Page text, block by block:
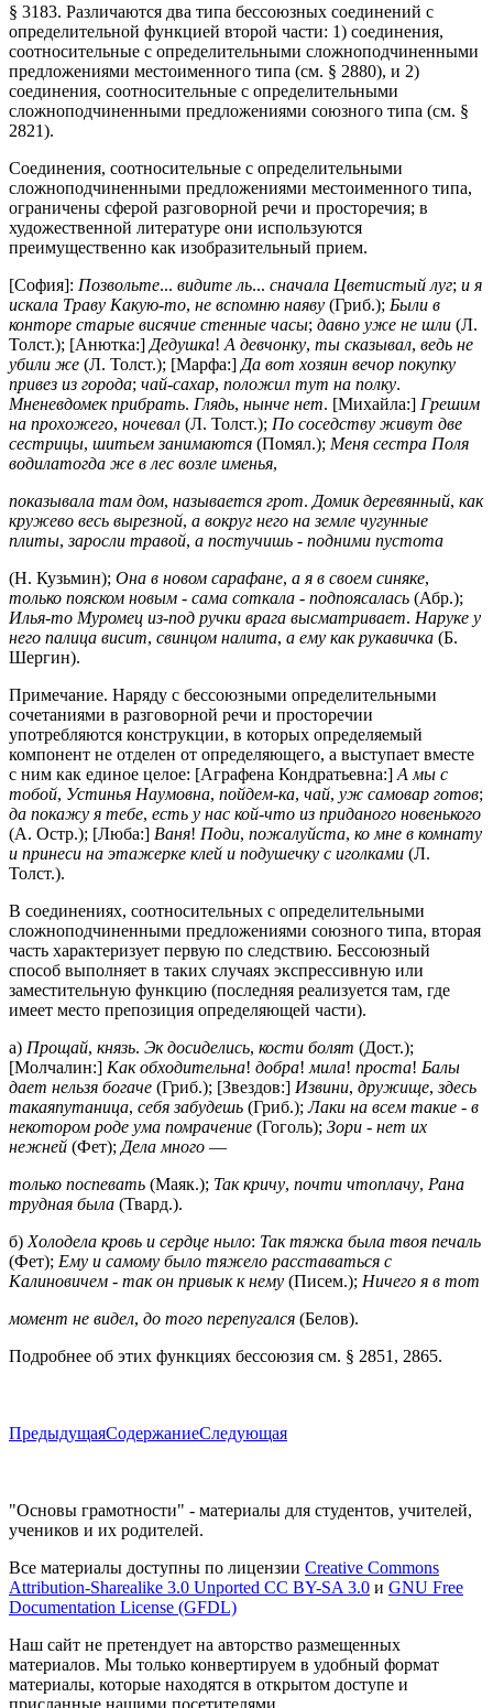
§ 3183. Различаются два типа бессоюзных соединений с
определительной функцией второй части: 1) соединения,
соотносительные с определительными сложноподчиненными
предложениями местоименного типа (см. § 2880), и 2)
соединения, соотносительные с определительными
сложноподчиненными предложениями союзного типа (см. §
2821).
Соединения, соотносительные с определительными
сложноподчиненными предложениями местоименного типа,
ограничены сферой разговорной речи и просторечия; в
художественной литературе они используются
преимущественно как изобразительный прием.
[София]: Позвольте... видите ль... сначала Цветистый луг; и я
искала Траву Какую-то, не вспомню наяву (Гриб.); Были в
конторе старые висячие стенные часы; давно уже не шли (Л.
Толст.); [Анютка:] Дедушка! А девчонку, ты сказывал, ведь не
убили же (Л. Толст.); [Марфа:] Да вот хозяин вечор покупку
привез из города; чай-сахар, положил тут на полку.
Мненевдомек прибрать. Глядь, нынче нет. [Михайла:] Грешим
на прохожего, ночевал (Л. Толст.); По соседству живут две
сестрицы, шитьем занимаются (Помял.); Меня сестра Поля
водилатогда же в лес возле именья,
показывала там дом, называется грот. Домик деревянный, как
кружево весь вырезной, а вокруг него на земле чугунные
плиты,заросли травой, а постучишь - подними пустота
(Н. Кузьмин); Она в новом сарафане, а я в своем синяке,
только пояском новым - сама соткала - подпоясалась (Абр.);
Илья-то Муромец из-под ручки врага высматривает. Наруке у
него палица висит, свинцом налита, а ему как рукавичка (Б.
Шергин).
Примечание. Наряду с бессоюзными определительными
сочетаниями в разговорной речи и просторечии
употребляются конструкции, в которых определяемый
компонент не отделен от определяющего, а выступает вместе
с ним как единое целое: [Аграфена Кондратьевна:] А мы с
тобой, Устинья Наумовна, пойдем-ка, чай, уж самовар готов;
да покажу я тебе, есть у нас кой-что из приданого новенького
(А. Остр.); [Люба:] Ваня! Поди, пожалуйста, ко мне в комнату
и принеси на этажерке клей и подушечку с иголками (Л.
Толст.).
В соединениях, соотносительных с определительными
сложноподчиненными предложениями союзного типа, вторая
часть характеризует первую по следствию. Бессоюзный
способ выполняет в таких случаях экспрессивную или
заместительную функцию (последняя реализуется там, где
имеет место препозиция определяющей части).
а) Прощай, князь. Эк досиделись, кости болят (Дост.);
[Молчалин:] Как обходительна! добра! мила! проста! Балы
дает нельзя богаче (Гриб.); [Звездов:] Извини, дружище,здесь
такаяпутаница, себя забудешь (Гриб.);Лаки на всем такие - в
некотором роде ума помрачение (Гоголь); Зори - нет их
нежней (Фет); Дела много —
только поспевать (Маяк.); Так кричу, почти чтоплачу, Рана
трудная была (Твард.).
б) Холодела кровь и сердце ныло: Так тяжка была твоя печаль
(Фет); Ему и самому было тяжело расставаться с
Калиновичем - так он привык к нему (Писем.); Ничего я в тот
момент не видел, до того перепугался (Белов).
Подробнее об этих функциях бессоюзия см. § 2851, 2865.
ПредыдущаяСодержаниеСледующая
"Основы грамотности" - материалы для студентов, учителей,
учеников и их родителей.
Все материалы доступны по лицензии Creative Commons
Attribution-Sharealike 3.0 Unported CC BY-SA 3.0 и GNU Free
Documentation License (GFDL)
Наш сайт не претендует на авторство размещенных
материалов. Мы только конвертируем в удобный формат
материалы, которые находятся в открытом доступе и